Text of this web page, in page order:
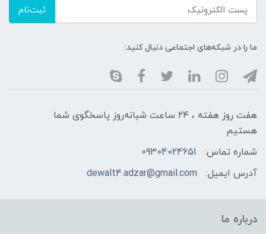
ثبت‌نام
ما را در شبکه‌های اجتماعی دنبال کنید:
هفت روز هفته ، ۲۴ ساعت شبانه‌روز پاسخگوی شما
هستیم
شماره تماس:
09304024651
آدرس ایمیل:
dewalt4.adzar@gmail.com
درباره ما